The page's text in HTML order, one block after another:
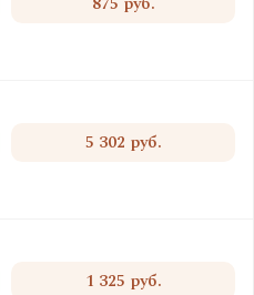
5 302 руб.
1 325 руб.